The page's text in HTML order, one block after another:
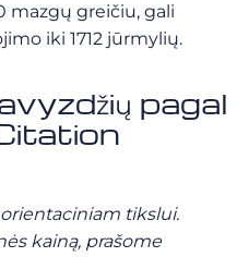
mazgų greičiu, gali
iki 1712 jūrmylių.
pagal
tikslui.
kainą, prašome